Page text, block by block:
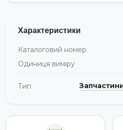
Характеристики
Каталоговий номер
Одиниця виміру
Тип